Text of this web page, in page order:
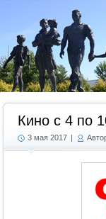
Кино с 4 по
3 мая 2017 |